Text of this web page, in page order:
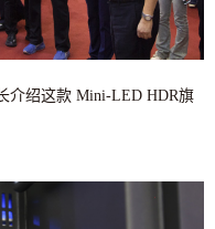
介绍这款 Mini-LED HDR旗